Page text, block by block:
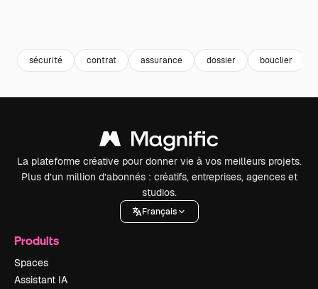
sécurité contrat assurance dossier bouclier
La plateforme créative pour donner vie à vos meilleurs projets.
Plus d’un million d’abonnés : créatifs, entreprises, agences et
studios.
Français
Produits
Spaces
Assistant IA